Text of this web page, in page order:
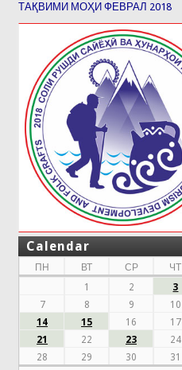
ТАҚВИМИ МОҲИ ФЕВРАЛ 2018
Calendar
ПН ВТ СР ЧТ
1
2 3
7
8 9 10
14
15 16 17
21
22 23 24
28
29 30 31